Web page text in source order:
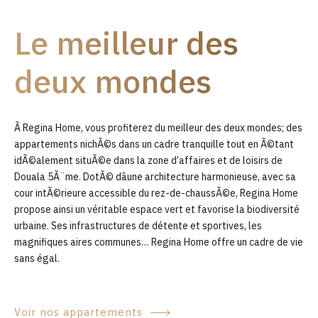
0
Le meilleur des
deux mondes
Ã Regina Home, vous profiterez du meilleur des deux mondes; des
appartements nichÃ©s dans un cadre tranquille tout en Ã©tant
idÃ©alement situÃ©e dans la zone d’affaires et de loisirs de
Douala 5Ã¨me. DotÃ© dâune architecture harmonieuse, avec sa
cour intÃ©rieure accessible du rez-de-chaussÃ©e, Regina Home
propose ainsi un véritable espace vert et favorise la biodiversité
urbaine. Ses infrastructures de détente et sportives, les
magnifiques aires communes… Regina Home offre un cadre de vie
sans égal.
Voir nos appartements